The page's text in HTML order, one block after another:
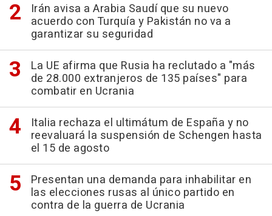
Irán avisa a Arabia Saudí que su nuevo
acuerdo con Turquía y Pakistán no va a
garantizar su seguridad
La UE afirma que Rusia ha reclutado a "más
de 28.000 extranjeros de 135 países" para
combatir en Ucrania
Italia rechaza el ultimátum de España y no
reevaluará la suspensión de Schengen hasta
el 15 de agosto
Presentan una demanda para inhabilitar en
las elecciones rusas al único partido en
contra de la guerra de Ucrania